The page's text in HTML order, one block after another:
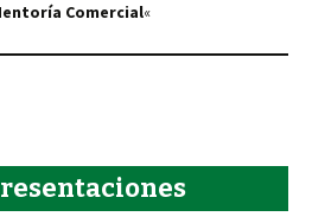
Comercial«